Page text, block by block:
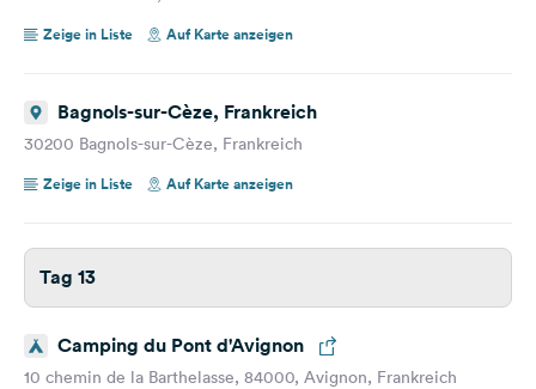
Zeige in Liste
Auf Karte anzeigen
Bagnols-sur-Cèze, Frankreich
30200 Bagnols-sur-Cèze, Frankreich
Zeige in Liste
Auf Karte anzeigen
Tag 13
Camping du Pont d'Avignon
10 chemin de la Barthelasse, 84000, Avignon, Frankreich